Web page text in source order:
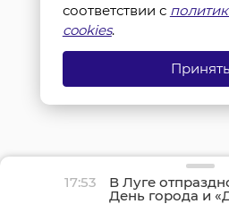
17:53 В Луге
День города и
соответствии с
cookies.
Принять